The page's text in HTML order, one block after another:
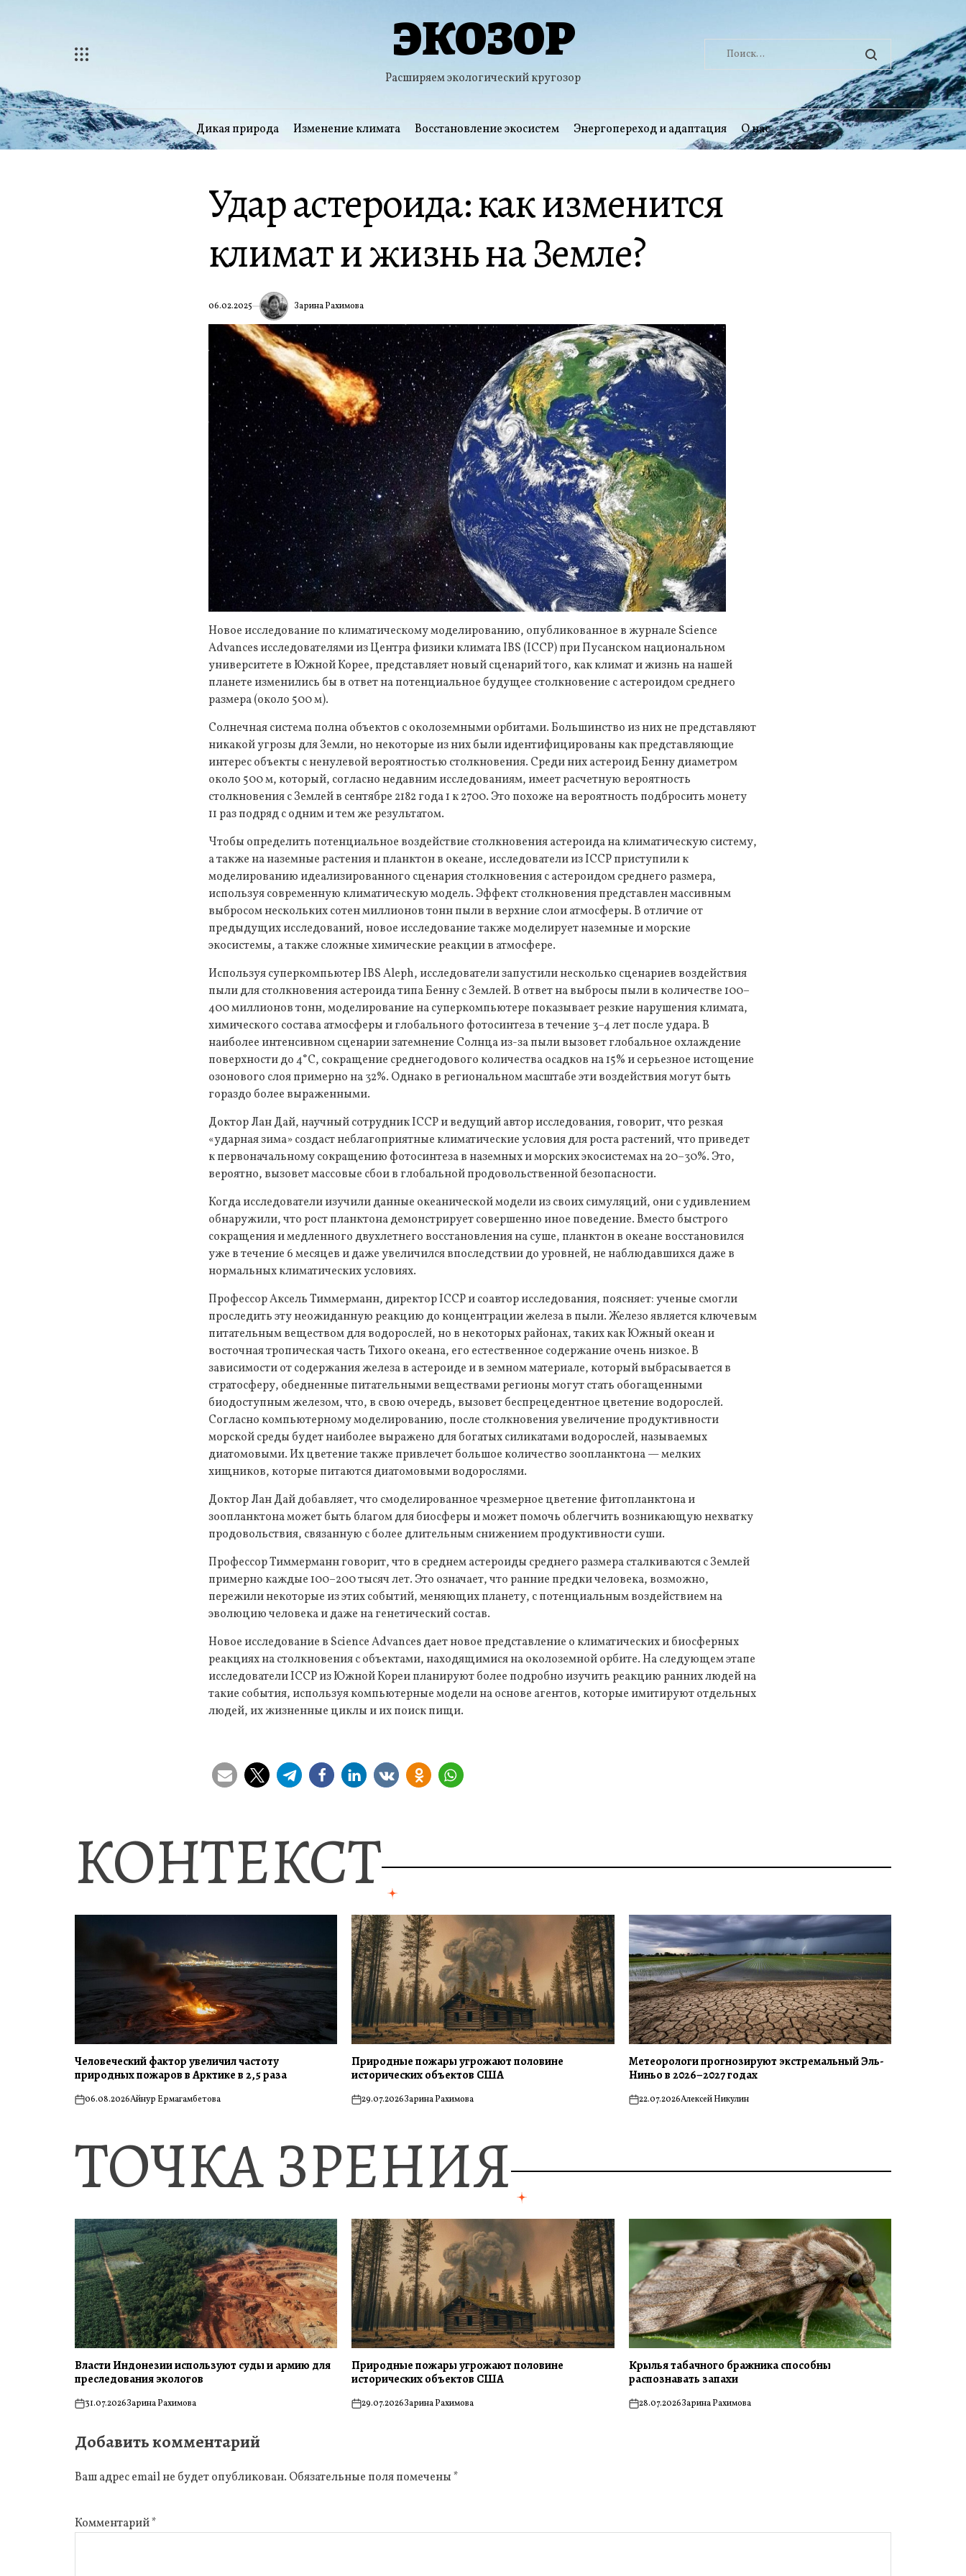
ЭКОЗОР
Расширяем экологический кругозор
Найти:
Дикая природа Изменение климата Восстановление экосистем Энергопереход и адаптация О нас
Удар астероида: как изменится
климат и жизнь на Земле?
06.02.2025 Зарина Рахимова
Новое исследование по климатическому моделированию, опубликованное в журнале Science
Advances исследователями из Центра физики климата IBS (ICCP) при Пусанском национальном
университете в Южной Корее, представляет новый сценарий того, как климат и жизнь на нашей
планете изменились бы в ответ на потенциальное будущее столкновение с астероидом среднего
размера (около 500 м).
Солнечная система полна объектов с околоземными орбитами. Большинство из них не представляют
никакой угрозы для Земли, но некоторые из них были идентифицированы как представляющие
интерес объекты с ненулевой вероятностью столкновения. Среди них астероид Бенну диаметром
около 500 м, который, согласно недавним исследованиям, имеет расчетную вероятность
столкновения с Землей в сентябре 2182 года 1 к 2700. Это похоже на вероятность подбросить монету
11 раз подряд с одним и тем же результатом.
Чтобы определить потенциальное воздействие столкновения астероида на климатическую систему,
а также на наземные растения и планктон в океане, исследователи из ICCP приступили к
моделированию идеализированного сценария столкновения с астероидом среднего размера,
используя современную климатическую модель. Эффект столкновения представлен массивным
выбросом нескольких сотен миллионов тонн пыли в верхние слои атмосферы. В отличие от
предыдущих исследований, новое исследование также моделирует наземные и морские
экосистемы, а также сложные химические реакции в атмосфере.
Используя суперкомпьютер IBS Aleph, исследователи запустили несколько сценариев воздействия
пыли для столкновения астероида типа Бенну с Землей. В ответ на выбросы пыли в количестве 100–
400 миллионов тонн, моделирование на суперкомпьютере показывает резкие нарушения климата,
химического состава атмосферы и глобального фотосинтеза в течение 3–4 лет после удара. В
наиболее интенсивном сценарии затемнение Солнца из-за пыли вызовет глобальное охлаждение
поверхности до 4°C, сокращение среднегодового количества осадков на 15% и серьезное истощение
озонового слоя примерно на 32%. Однако в региональном масштабе эти воздействия могут быть
гораздо более выраженными.
Доктор Лан Дай, научный сотрудник ICCP и ведущий автор исследования, говорит, что резкая
«ударная зима» создаст неблагоприятные климатические условия для роста растений, что приведет
к первоначальному сокращению фотосинтеза в наземных и морских экосистемах на 20–30%. Это,
вероятно, вызовет массовые сбои в глобальной продовольственной безопасности.
Когда исследователи изучили данные океанической модели из своих симуляций, они с удивлением
обнаружили, что рост планктона демонстрирует совершенно иное поведение. Вместо быстрого
сокращения и медленного двухлетнего восстановления на суше, планктон в океане восстановился
уже в течение 6 месяцев и даже увеличился впоследствии до уровней, не наблюдавшихся даже в
нормальных климатических условиях.
Профессор Аксель Тиммерманн, директор ICCP и соавтор исследования, поясняет: ученые смогли
проследить эту неожиданную реакцию до концентрации железа в пыли. Железо является ключевым
питательным веществом для водорослей, но в некоторых районах, таких как Южный океан и
восточная тропическая часть Тихого океана, его естественное содержание очень низкое. В
зависимости от содержания железа в астероиде и в земном материале, который выбрасывается в
стратосферу, обедненные питательными веществами регионы могут стать обогащенными
биодоступным железом, что, в свою очередь, вызовет беспрецедентное цветение водорослей.
Согласно компьютерному моделированию, после столкновения увеличение продуктивности
морской среды будет наиболее выражено для богатых силикатами водорослей, называемых
диатомовыми. Их цветение также привлечет большое количество зоопланктона — мелких
хищников, которые питаются диатомовыми водорослями.
Доктор Лан Дай добавляет, что смоделированное чрезмерное цветение фитопланктона и
зоопланктона может быть благом для биосферы и может помочь облегчить возникающую нехватку
продовольствия, связанную с более длительным снижением продуктивности суши.
Профессор Тиммерманн говорит, что в среднем астероиды среднего размера сталкиваются с Землей
примерно каждые 100–200 тысяч лет. Это означает, что ранние предки человека, возможно,
пережили некоторые из этих событий, меняющих планету, с потенциальным воздействием на
эволюцию человека и даже на генетический состав.
Новое исследование в Science Advances дает новое представление о климатических и биосферных
реакциях на столкновения с объектами, находящимися на околоземной орбите. На следующем этапе
исследователи ICCP из Южной Кореи планируют более подробно изучить реакцию ранних людей на
такие события, используя компьютерные модели на основе агентов, которые имитируют отдельных
людей, их жизненные циклы и их поиск пищи.
КОНТЕКСТ
Человеческий фактор увеличил частоту
природных пожаров в Арктике в 2,5 раза
on06.08.2026Айнур Ермагамбетова
Природные пожары угрожают половине
исторических объектов США
on29.07.2026Зарина Рахимова
Метеорологи прогнозируют экстремальный Эль-
Ниньо в 2026–2027 годах
on22.07.2026Алексей Никулин
ТОЧКА ЗРЕНИЯ
Власти Индонезии используют суды и армию для
преследования экологов
on31.07.2026Зарина Рахимова
Природные пожары угрожают половине
исторических объектов США
on29.07.2026Зарина Рахимова
Крылья табачного бражника способны
распознавать запахи
on28.07.2026Зарина Рахимова
Добавить комментарий
Ваш адрес email не будет опубликован. Обязательные поля помечены*
Комментарий*